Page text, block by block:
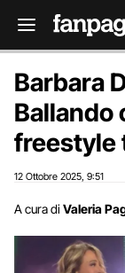
Barbara
Ballando
freestyle
12 Ottobre 2025 9:51
A cura di Valeria